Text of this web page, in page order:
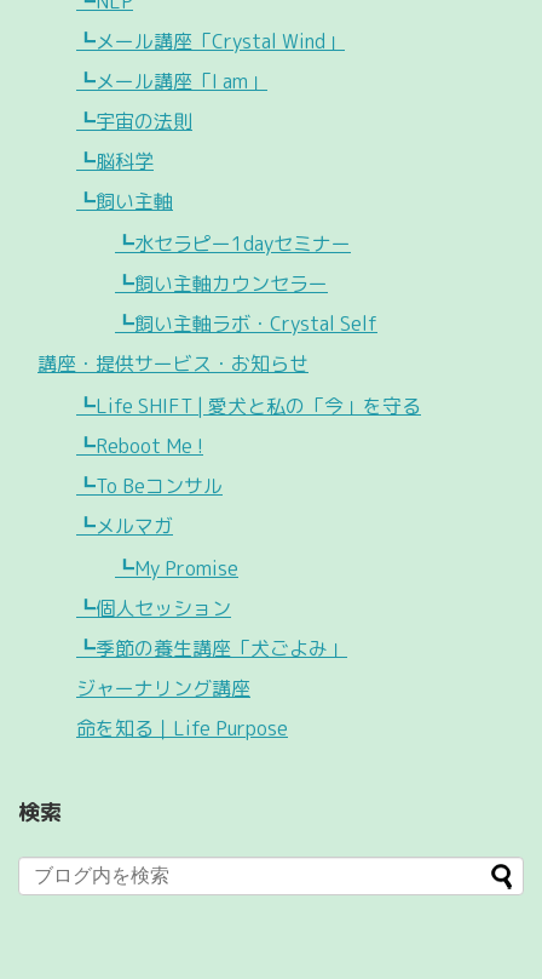
┗メール講座「Crystal Wind」
┗メール講座「I am」
┗宇宙の法則
┗脳科学
┗飼い主軸
┗水セラピー1dayセミナー
┗飼い主軸カウンセラー
┗飼い主軸ラボ・Crystal Self
講座・提供サービス・お知らせ
┗Life SHIFT | 愛犬と私の「今」を守る
┗Reboot Me !
┗To Beコンサル
┗メルマガ
┗My Promise
┗個人セッション
┗季節の養生講座「犬ごよみ」
ジャーナリング講座
命を知る｜Life Purpose
検索